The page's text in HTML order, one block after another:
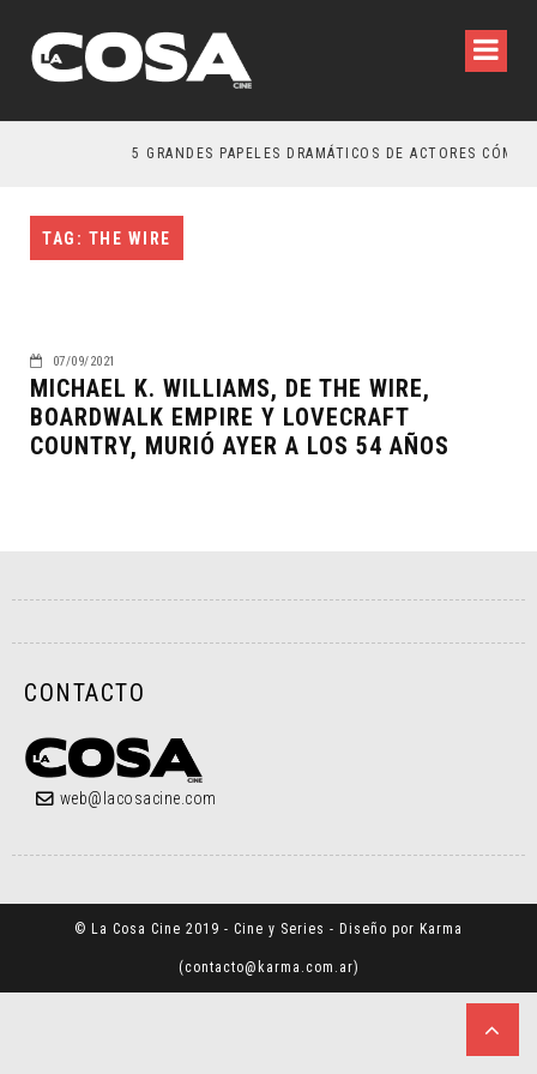
5 GRANDES PAPELES DRAMÁTICOS DE ACTORES CÓMICOS
TAG: THE WIRE
07/09/2021
MICHAEL K. WILLIAMS, DE THE WIRE,
BOARDWALK EMPIRE Y LOVECRAFT
COUNTRY, MURIÓ AYER A LOS 54 AÑOS
CONTACTO
web@lacosacine.com
© La Cosa Cine 2019 - Cine y Series - Diseño por Karma
(contacto@karma.com.ar)